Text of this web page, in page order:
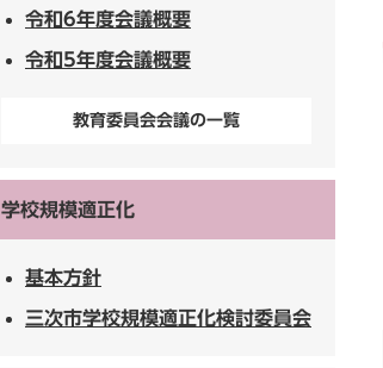
令和6年度会議概要
令和5年度会議概要
教育委員会会議の一覧
学校規模適正化
基本方針
三次市学校規模適正化検討委員会